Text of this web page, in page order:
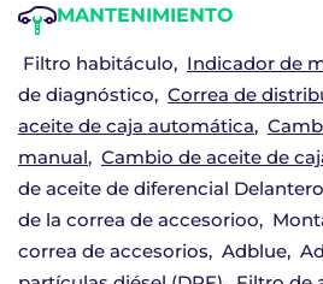
MANTENIMIENTO
Filtro habitáculo Indicador de
de diagnóstico
Correa de
aceite de caja automática
manual
Cambio de aceite de
de aceite de diferencial
de la correa de accesorioo
correa de accesorios
Adblue